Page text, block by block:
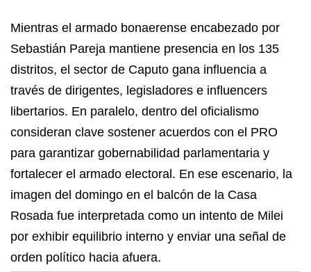
Mientras el armado bonaerense encabezado por
Sebastián Pareja mantiene presencia en los 135
distritos, el sector de Caputo gana influencia a
través de dirigentes, legisladores e influencers
libertarios. En paralelo, dentro del oficialismo
consideran clave sostener acuerdos con el PRO
para garantizar gobernabilidad parlamentaria y
fortalecer el armado electoral. En ese escenario, la
imagen del domingo en el balcón de la Casa
Rosada fue interpretada como un intento de Milei
por exhibir equilibrio interno y enviar una señal de
orden político hacia afuera.